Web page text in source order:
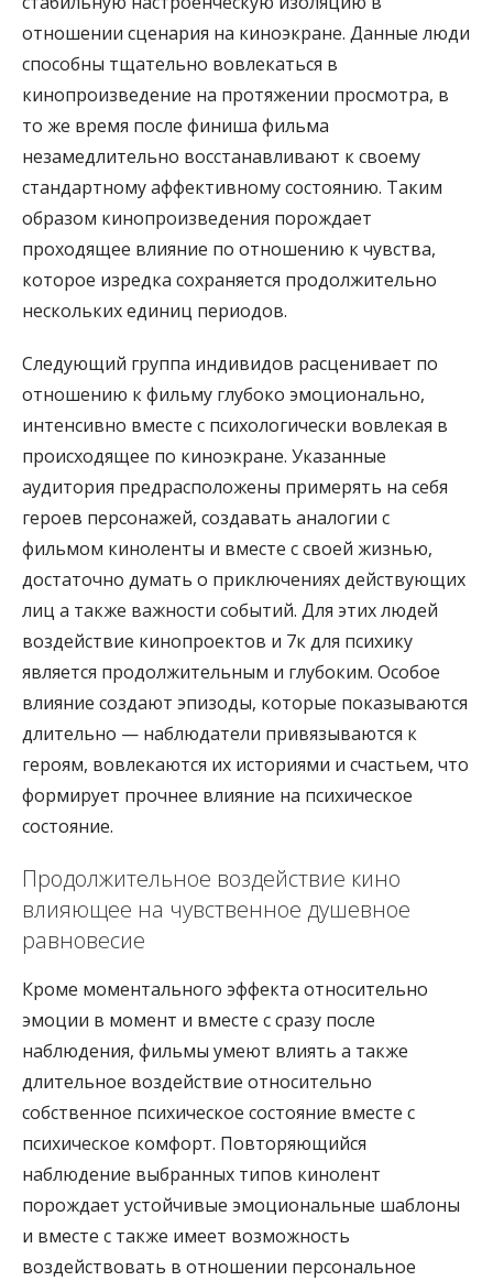
отношении сценария на киноэкранe. Данные люди
способны тщательно вовлекаться в
кинопроизведение на протяжении просмотра, в
то же время после финиша фильма
незамедлительно восстанавливают к своему
стандартному аффективному состоянию. Таким
образом кинопроизведения порождает
проходящее влияние по отношению к чувства,
которое изредка сохраняется продолжительно
нескольких единиц периодов.
Следующий группа индивидов расценивает по
отношению к фильму глубоко эмоционально,
интенсивно вместе с психологически вовлекая в
происходящее по киноэкранe. Указанные
аудитория предрасположены примерять на себя
героев персонажей, создавать аналогии с
фильмом киноленты и вместе с своей жизнью,
достаточно думать о приключениях действующих
лиц а также важности событий. Для этих людей
воздействие кинопроектов и 7к для психику
является продолжительным и глубоким. Особое
влияние создают эпизоды, которые показываются
длительно — наблюдатели привязываются к
героям, вовлекаются их историями и счастьем, что
формирует прочнее влияние на психическое
состояние.
Продолжительное воздействие кино
влияющее на чувственное душевное
равновесие
Кроме моментального эффекта относительно
эмоции в момент и вместе с сразу после
наблюдения, фильмы умеют влиять а также
длительное воздействие относительно
собственное психическое состояние вместе с
психическое комфорт. Повторяющийся
наблюдение выбранных типов кинолент
порождает устойчивые эмоциональные шаблоны
и вместе с также имеет возможность
воздействовать в отношении персональное